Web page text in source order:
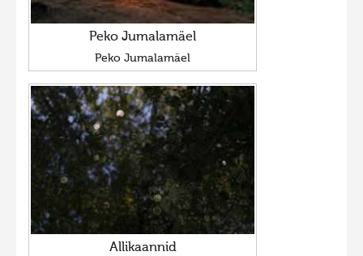
Peko Jumalamäel
Peko Jumalamäel
Allikaannid